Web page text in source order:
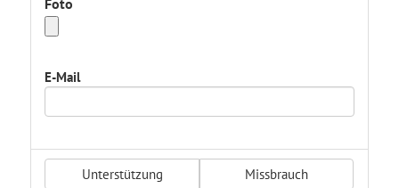
Foto
E-Mail
Unterstützung Missbrauch